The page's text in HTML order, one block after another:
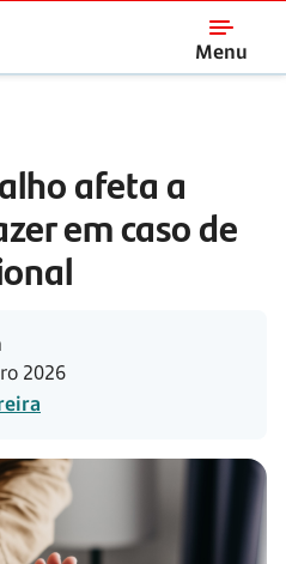
Menu
afeta a
em caso de
2026